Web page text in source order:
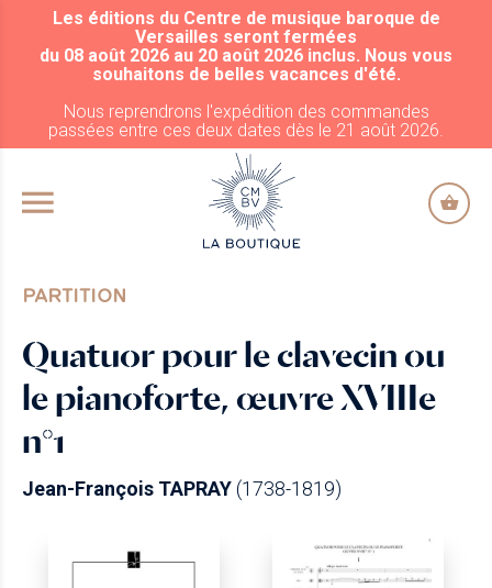
ALLER AU CONTENU PRINCIPAL
Les éditions du Centre de musique baroque de
Versailles seront fermées
du 08 août 2026 au 20 août 2026 inclus. Nous vous
souhaitons de belles vacances d'été.
Nous reprendrons l'expédition des commandes
passées entre ces deux dates dès le 21 août 2026.
PARTITION
Quatuor pour le clavecin ou
le pianoforte, œuvre XVIIIe
n°1
Jean-François TAPRAY(1738-1819)